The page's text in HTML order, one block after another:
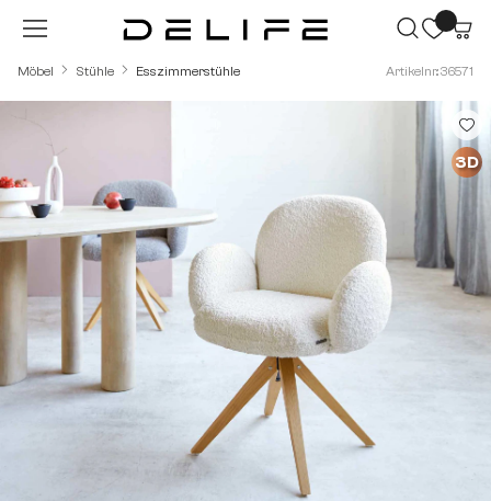
Zum Hauptinhalt springen
Möbel Stühle Esszimmerstühle Artikelnr.: 36571
3D